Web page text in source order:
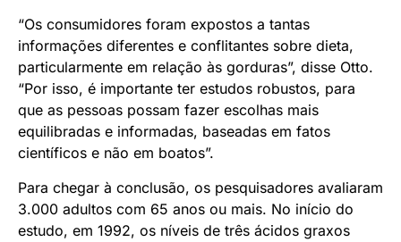
“Os consumidores foram expostos a tantas
informações diferentes e conflitantes sobre dieta,
particularmente em relação às gorduras”, disse Otto.
“Por isso, é importante ter estudos robustos, para
que as pessoas possam fazer escolhas mais
equilibradas e informadas, baseadas em fatos
científicos e não em boatos”.
Para chegar à conclusão, os pesquisadores avaliaram
3.000 adultos com 65 anos ou mais. No início do
estudo, em 1992, os níveis de três ácidos graxos